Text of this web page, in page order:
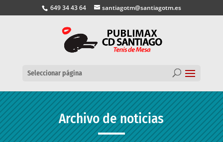
649 34 43 64 santiagotm@santiagotm.es
Seleccionar página
Archivo de noticias